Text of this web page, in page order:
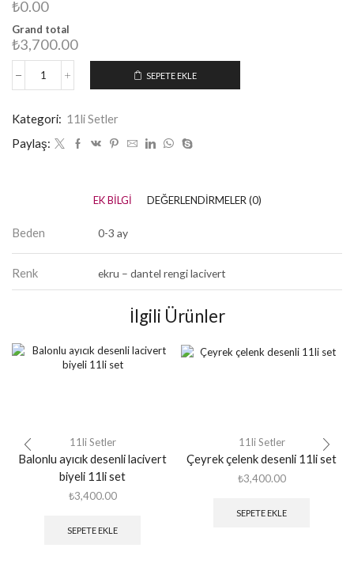
₺0.00
Grand total
₺3,700.00
SEPETE EKLE
Kategori: 11li Setler
Paylaş:
EK BILGI DEĞERLENDIRMELER (0)
Beden 0-3 ay
Renk ekru – dantel rengi lacivert
İlgili Ürünler
11li Setler
Balonlu ayıcık desenli lacivert
biyeli 11li set
₺3,400.00
SEPETE EKLE
11li Setler
Çeyrek çelenk desenli 11li set
₺3,400.00
SEPETE EKLE